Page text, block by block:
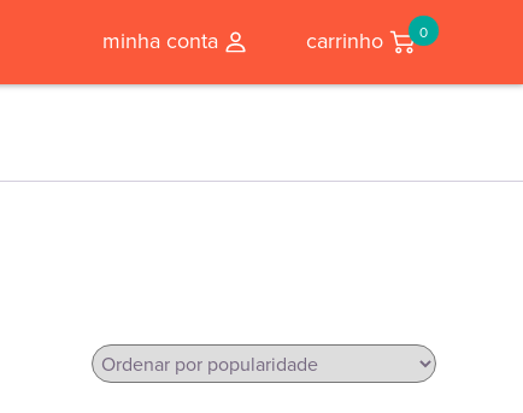
minha conta carrinho 0